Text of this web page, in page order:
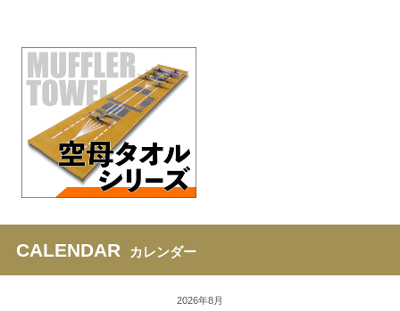
CALENDAR カレンダー
2026年8月